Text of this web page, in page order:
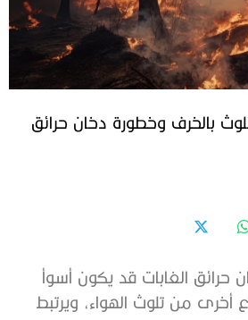
بالخرف وخطورة دخان حرائق
الغابات قد يكون أسوأ
أخرى من تلوث الهواء، ويرتبط